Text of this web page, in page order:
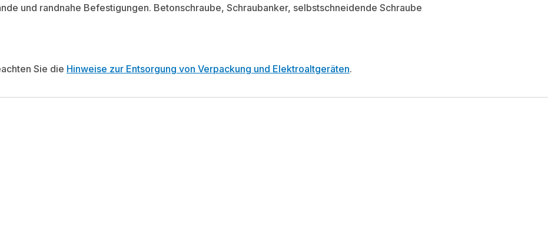
und randnahe Befestigungen. Betonschraube, Schraubanker, selbstschneidende Schraube
Sie die Hinweise zur Entsorgung von Verpackung und Elektroaltgeräten.